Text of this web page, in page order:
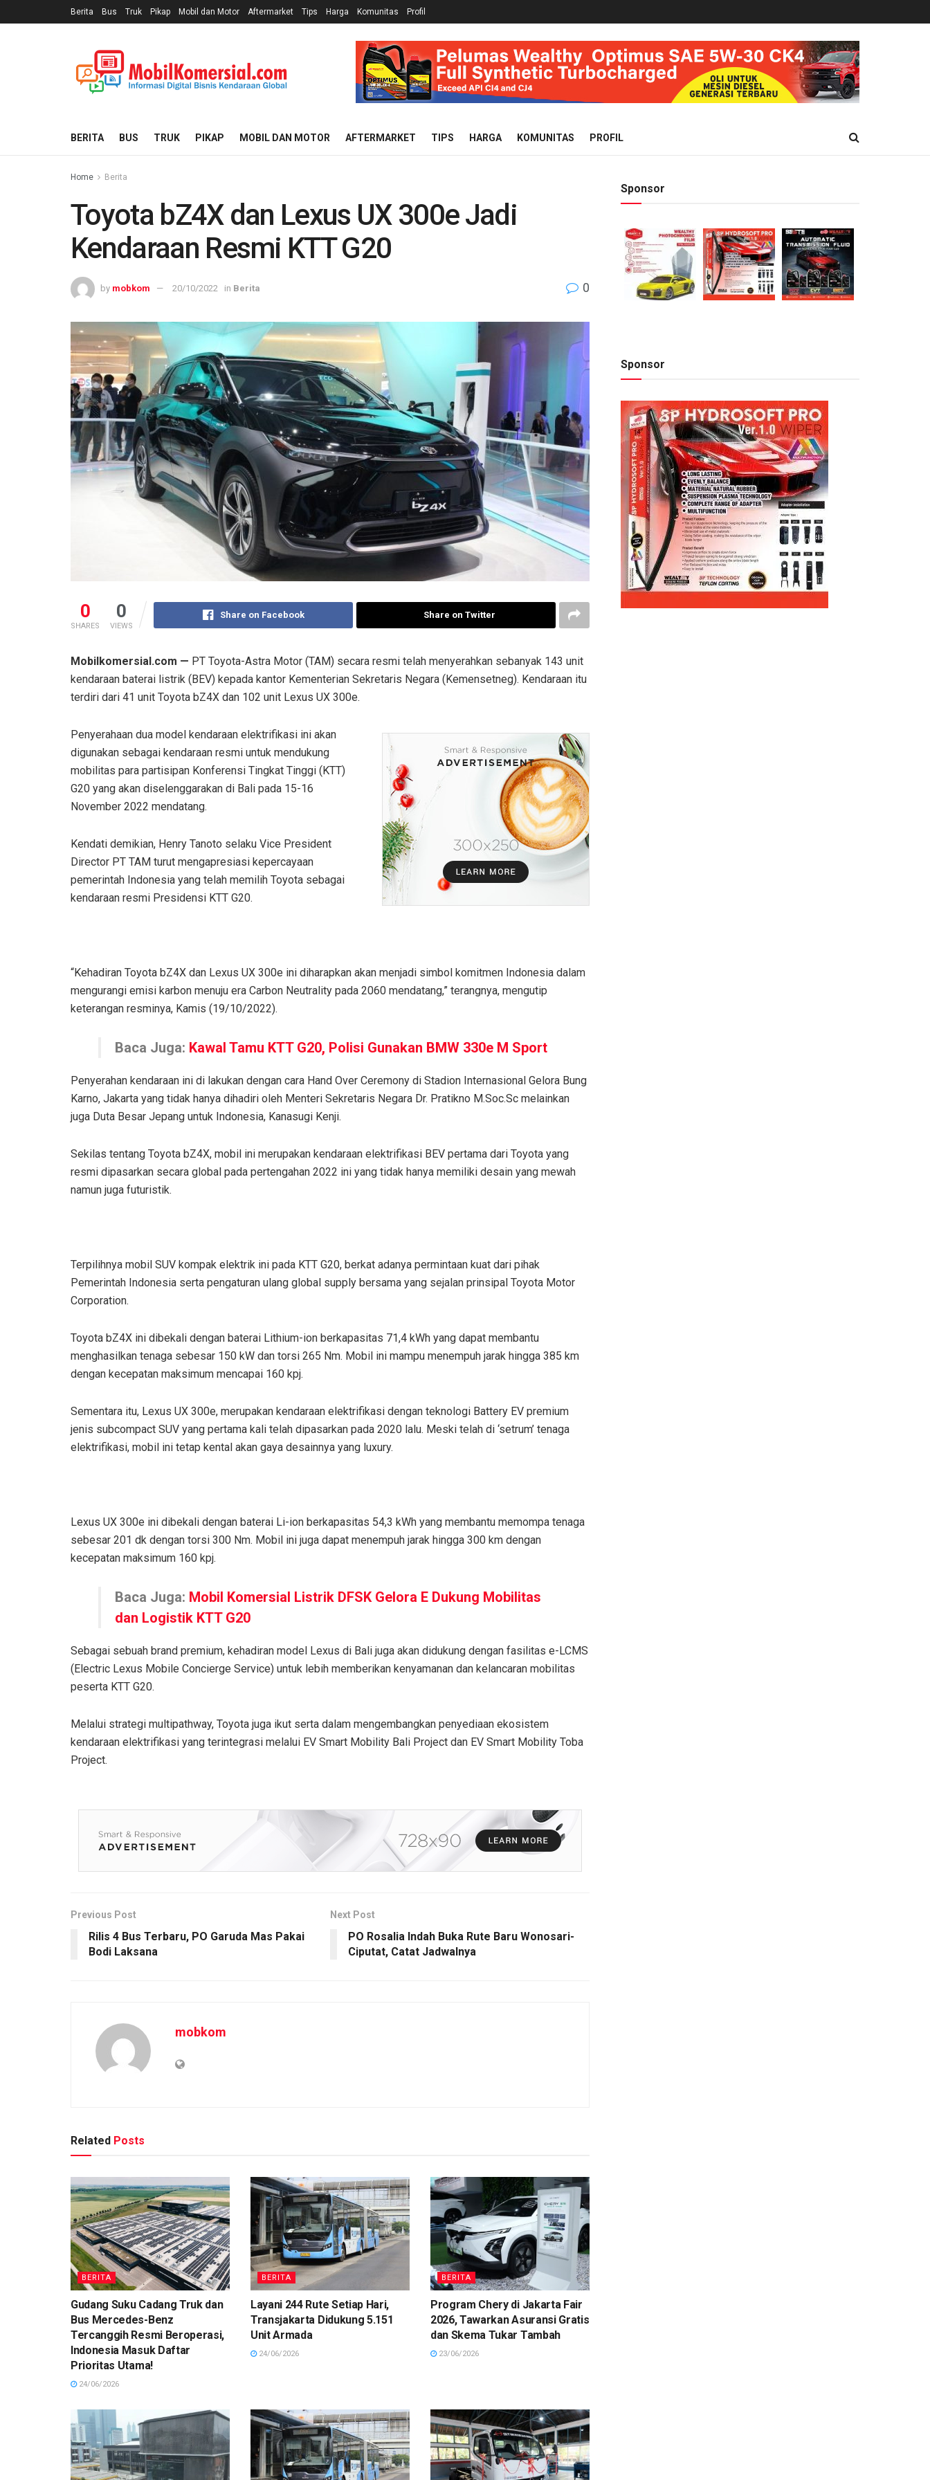
Berita Bus Truk Pikap Mobil dan Motor Aftermarket Tips Harga Komunitas Profil
BERITA BUS TRUK PIKAP MOBIL DAN MOTOR AFTERMARKET TIPS HARGA KOMUNITAS PROFIL
Home Berita
Toyota bZ4X dan Lexus UX 300e Jadi
Kendaraan Resmi KTT G20
by mobkom 20/10/2022 in Berita 0
0
SHARES
0
VIEWS
Share on Facebook Share on Twitter
Mobilkomersial.com — PT Toyota-Astra Motor (TAM) secara resmi telah menyerahkan sebanyak 143 unit
kendaraan baterai listrik (BEV) kepada kantor Kementerian Sekretaris Negara (Kemensetneg). Kendaraan itu
terdiri dari 41 unit Toyota bZ4X dan 102 unit Lexus UX 300e.
Penyerahaan dua model kendaraan elektrifikasi ini akan
digunakan sebagai kendaraan resmi untuk mendukung
mobilitas para partisipan Konferensi Tingkat Tinggi (KTT)
G20 yang akan diselenggarakan di Bali pada 15-16
November 2022 mendatang.
Kendati demikian, Henry Tanoto selaku Vice President
Director PT TAM turut mengapresiasi kepercayaan
pemerintah Indonesia yang telah memilih Toyota sebagai
kendaraan resmi Presidensi KTT G20.
“Kehadiran Toyota bZ4X dan Lexus UX 300e ini diharapkan akan menjadi simbol komitmen Indonesia dalam
mengurangi emisi karbon menuju era Carbon Neutrality pada 2060 mendatang,” terangnya, mengutip
keterangan resminya, Kamis (19/10/2022).
Baca Juga: Kawal Tamu KTT G20, Polisi Gunakan BMW 330e M Sport
Penyerahan kendaraan ini di lakukan dengan cara Hand Over Ceremony di Stadion Internasional Gelora Bung
Karno, Jakarta yang tidak hanya dihadiri oleh Menteri Sekretaris Negara Dr. Pratikno M.Soc.Sc melainkan
juga Duta Besar Jepang untuk Indonesia, Kanasugi Kenji.
Sekilas tentang Toyota bZ4X, mobil ini merupakan kendaraan elektrifikasi BEV pertama dari Toyota yang
resmi dipasarkan secara global pada pertengahan 2022 ini yang tidak hanya memiliki desain yang mewah
namun juga futuristik.
Terpilihnya mobil SUV kompak elektrik ini pada KTT G20, berkat adanya permintaan kuat dari pihak
Pemerintah Indonesia serta pengaturan ulang global supply bersama yang sejalan prinsipal Toyota Motor
Corporation.
Toyota bZ4X ini dibekali dengan baterai Lithium-ion berkapasitas 71,4 kWh yang dapat membantu
menghasilkan tenaga sebesar 150 kW dan torsi 265 Nm. Mobil ini mampu menempuh jarak hingga 385 km
dengan kecepatan maksimum mencapai 160 kpj.
Sementara itu, Lexus UX 300e, merupakan kendaraan elektrifikasi dengan teknologi Battery EV premium
jenis subcompact SUV yang pertama kali telah dipasarkan pada 2020 lalu. Meski telah di ‘setrum’ tenaga
elektrifikasi, mobil ini tetap kental akan gaya desainnya yang luxury.
Lexus UX 300e ini dibekali dengan baterai Li-ion berkapasitas 54,3 kWh yang membantu memompa tenaga
sebesar 201 dk dengan torsi 300 Nm. Mobil ini juga dapat menempuh jarak hingga 300 km dengan
kecepatan maksimum 160 kpj.
Baca Juga: Mobil Komersial Listrik DFSK Gelora E Dukung Mobilitas
dan Logistik KTT G20
Sebagai sebuah brand premium, kehadiran model Lexus di Bali juga akan didukung dengan fasilitas e-LCMS
(Electric Lexus Mobile Concierge Service) untuk lebih memberikan kenyamanan dan kelancaran mobilitas
peserta KTT G20.
Melalui strategi multipathway, Toyota juga ikut serta dalam mengembangkan penyediaan ekosistem
kendaraan elektrifikasi yang terintegrasi melalui EV Smart Mobility Bali Project dan EV Smart Mobility Toba
Project.
Previous Post
Rilis 4 Bus Terbaru, PO Garuda Mas Pakai
Bodi Laksana
Next Post
PO Rosalia Indah Buka Rute Baru Wonosari-
Ciputat, Catat Jadwalnya
mobkom
Related Posts
BERITA
Gudang Suku Cadang Truk dan
Bus Mercedes-Benz
Tercanggih Resmi Beroperasi,
Indonesia Masuk Daftar
Prioritas Utama!
24/06/2026
BERITA
Layani 244 Rute Setiap Hari,
Transjakarta Didukung 5.151
Unit Armada
24/06/2026
BERITA
Program Chery di Jakarta Fair
2026, Tawarkan Asuransi Gratis
dan Skema Tukar Tambah
23/06/2026
Sponsor
Sponsor